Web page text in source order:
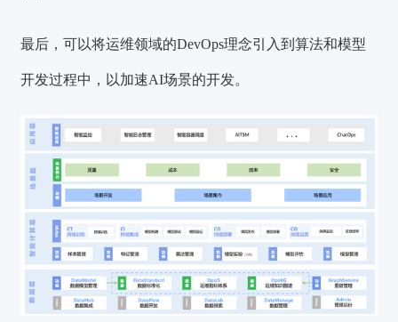
最后，可以将运维领域的DevOps理念引入到算法和模型
开发过程中，以加速AI场景的开发。